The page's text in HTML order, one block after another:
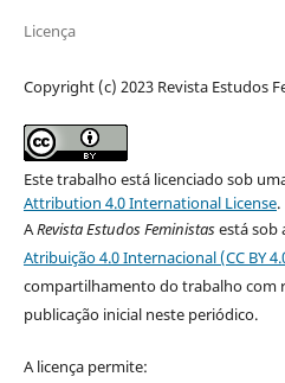
Licença
Copyright (c) 2023 Revista Estudos
Este trabalho está licenciado sob
Attribution 4.0 International License.
ARevista Estudos Feministasestá sob
Atribuição 4.0 Internacional (CC BY
compartilhamento do trabalho com
publicação inicial neste periódico.
A licença permite: